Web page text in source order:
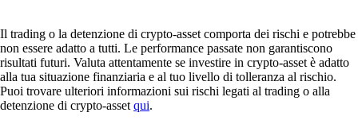
Il trading o la detenzione di crypto-asset comporta dei rischi e potrebbe
non essere adatto a tutti. Le performance passate non garantiscono
risultati futuri. Valuta attentamente se investire in crypto-asset è adatto
alla tua situazione finanziaria e al tuo livello di tolleranza al rischio.
Puoi trovare ulteriori informazioni sui rischi legati al trading o alla
detenzione di crypto-asset qui.